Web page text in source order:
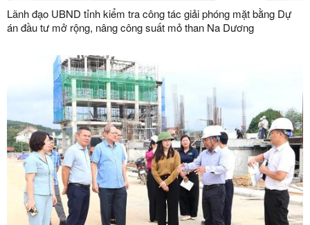
Lãnh đạo UBND tỉnh kiểm tra công tác giải phóng mặt bằng Dự
án đầu tư mở rộng, nâng công suất mỏ than Na Dương